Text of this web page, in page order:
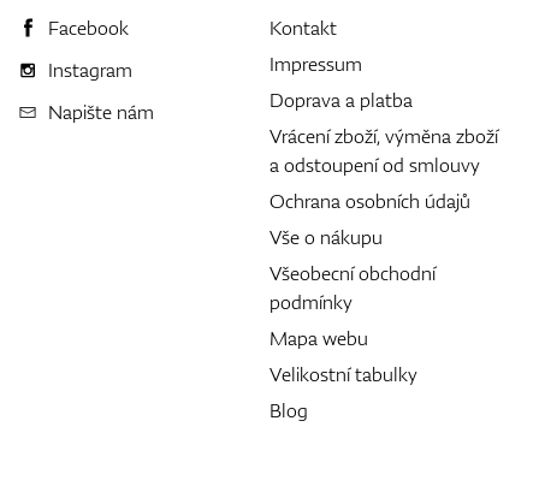
Facebook
Instagram
Napište nám
Kontakt
Impressum
Doprava a platba
Vrácení zboží, výměna zboží
a odstoupení od smlouvy
Ochrana osobních údajů
Vše o nákupu
Všeobecní obchodní
podmínky
Mapa webu
Velikostní tabulky
Blog